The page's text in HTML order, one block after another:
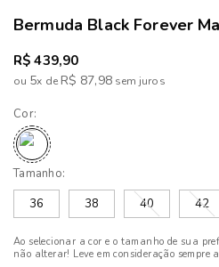
Bermuda Black Forever
R$ 439,90
ou 5x deR$ 87,98
Cor:
Tamanho:
36
38 40 42
Ao selecionar a cor e o tamanho de sua
não alterar! Leve em consideração sempre